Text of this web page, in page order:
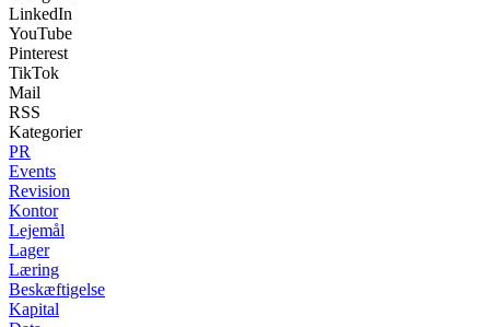
LinkedIn
YouTube
Pinterest
TikTok
Mail
RSS
Kategorier
PR
Events
Revision
Kontor
Lejemål
Lager
Læring
Beskæftigelse
Kapital